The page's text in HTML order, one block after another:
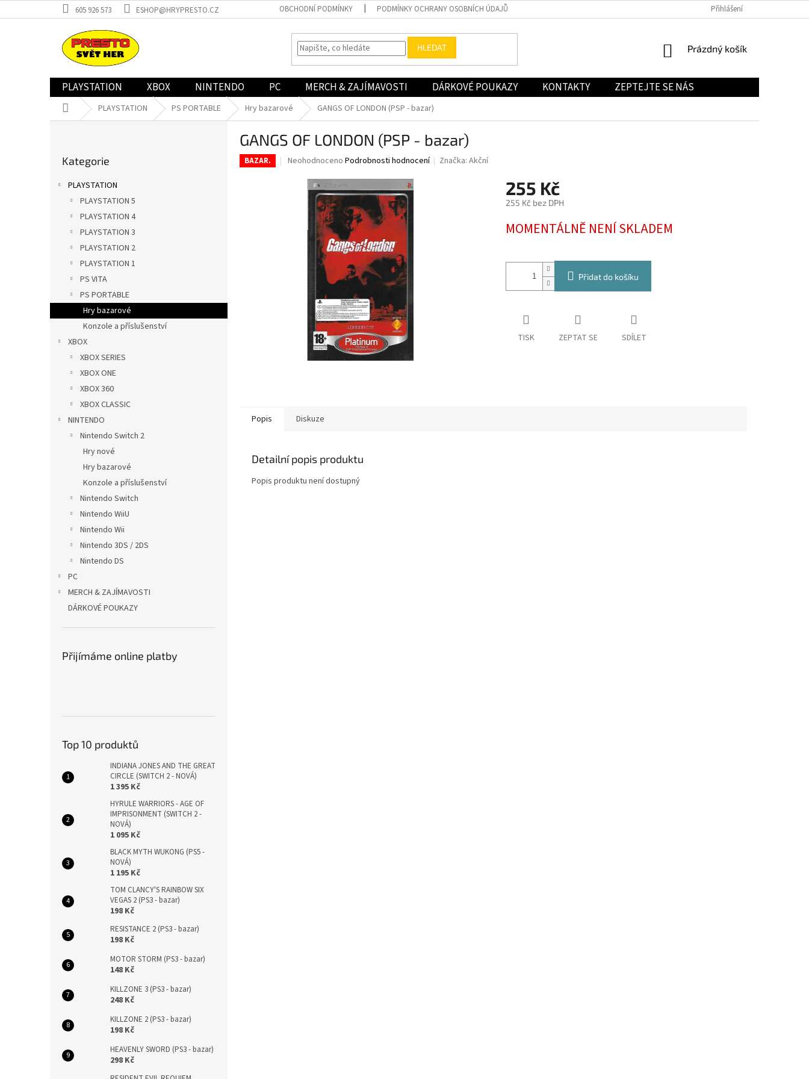
na
605 926 573 ESHOP@HRYPRESTO.CZ OBCHODNÍ PODMÍNKY PODMÍNKY OCHRANY OSOBNÍCH ÚDAJŮ Přihlášení
HLEDAT
NÁKUPNÍ
Prázdný košík
PLAYSTATION XBOX NINTENDO PC MERCH & ZAJÍMAVOSTI DÁRKOVÉ POUKAZY KONTAKTY ZEPTEJTE SE NÁS
Domů PLAYSTATION PS PORTABLE Hry bazarové GANGS OF LONDON (PSP - bazar)
l
kategorie
Kategorie
PLAYSTATION
PLAYSTATION 5
PLAYSTATION 4
PLAYSTATION 3
PLAYSTATION 2
PLAYSTATION 1
PS VITA
PS PORTABLE
Hry bazarové
Konzole a příslušenství
XBOX
XBOX SERIES
XBOX ONE
XBOX 360
XBOX CLASSIC
NINTENDO
Nintendo Switch 2
Hry nové
Hry bazarové
Konzole a příslušenství
Nintendo Switch
Nintendo WiiU
Nintendo Wii
Nintendo 3DS / 2DS
Nintendo DS
PC
MERCH & ZAJÍMAVOSTI
DÁRKOVÉ POUKAZY
Přijímáme online platby
Top 10 produktů
INDIANA JONES AND THE GREAT
CIRCLE (SWITCH 2 - NOVÁ)
1 395 Kč
HYRULE WARRIORS - AGE OF
IMPRISONMENT (SWITCH 2 -
NOVÁ)
1 095 Kč
BLACK MYTH WUKONG (PS5 -
NOVÁ)
1 195 Kč
TOM CLANCY'S RAINBOW SIX
VEGAS 2 (PS3 - bazar)
198 Kč
RESISTANCE 2 (PS3 - bazar)
198 Kč
MOTOR STORM (PS3 - bazar)
148 Kč
KILLZONE 3 (PS3 - bazar)
248 Kč
KILLZONE 2 (PS3 - bazar)
198 Kč
HEAVENLY SWORD (PS3 - bazar)
298 Kč
GANGS OF LONDON (PSP - bazar)
BAZAR.
Průměrné
produktu
hvězdiček.
Neohodnoceno Podrobnosti hodnocení Značka:Akční
255 Kč
255 Kč bez DPH
cena:
MOMENTÁLNĚ NENÍ SKLADEM
Přidat do košíku
TISK ZEPTAT SE SDÍLET
Popis Diskuze
Detailní popis produktu
Popis produktu není dostupný